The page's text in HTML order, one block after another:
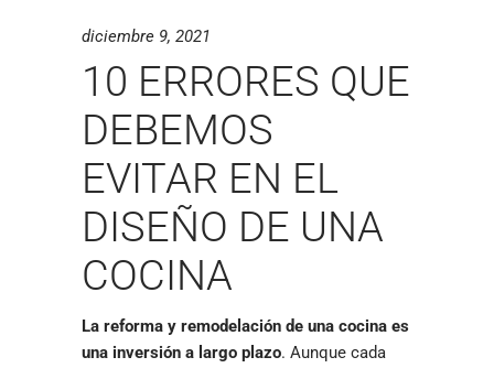
diciembre 9, 2021
10 ERRORES QUE
DEBEMOS
EVITAR EN EL
DISEÑO DE UNA
COCINA
La reforma y remodelación de una cocina es
una inversión a largo plazo. Aunque cada